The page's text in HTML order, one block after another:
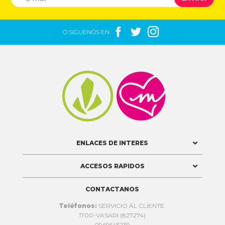
O SIGUENOS EN   

ENLACES DE INTERES
ACCESOS RAPIDOS
CONTACTANOS
Teléfonos: SERVICIO AL CLIENTE:
1700-VASARI (827274)